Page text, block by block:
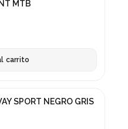
MTB
carrito
SPORT NEGRO GRIS